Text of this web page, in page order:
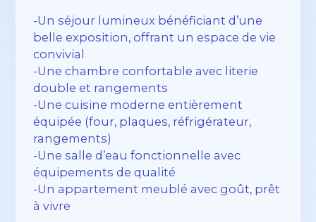
-Un séjour lumineux bénéficiant d’une
belle exposition, offrant un espace de vie
convivial
-Une chambre confortable avec literie
double et rangements
-Une cuisine moderne entièrement
équipée (four, plaques, réfrigérateur,
rangements)
-Une salle d’eau fonctionnelle avec
équipements de qualité
-Un appartement meublé avec goût, prêt
à vivre